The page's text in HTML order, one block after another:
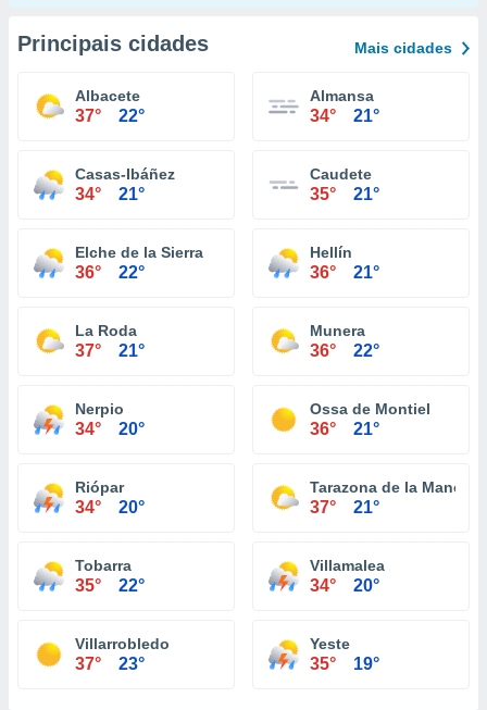
Principais cidades Mais cidades
Albacete
37° 22°
Almansa
34° 21°
Casas-Ibáñez
34° 21°
Caudete
35° 21°
Elche de la Sierra
36° 22°
Hellín
36° 21°
La Roda
37° 21°
Munera
36° 22°
Nerpio
34° 20°
Ossa de Montiel
36° 21°
Riópar
34° 20°
Tarazona de la Mancha
37° 21°
Tobarra
35° 22°
Villamalea
34° 20°
Villarrobledo
37° 23°
Yeste
35° 19°